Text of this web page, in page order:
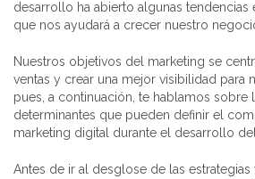
desarrollo ha abierto algunas tendencias
que nos ayudará a crecer nuestro
Nuestros objetivos del marketing se
ventas y crear una mejor visibilidad para
pues, a continuación, te hablamos sobre
determinantes que pueden definir el
marketing digital durante el desarrollo
Antes de ir al desglose de las